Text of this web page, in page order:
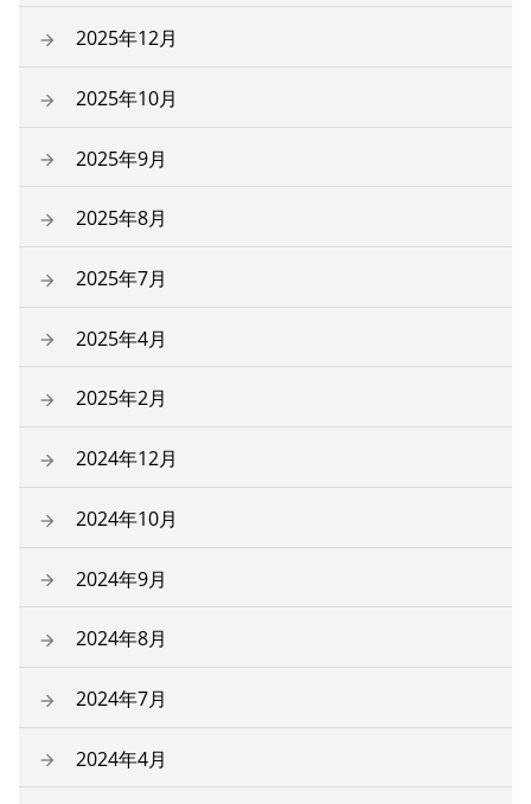
2025年12月
2025年10月
2025年9月
2025年8月
2025年7月
2025年4月
2025年2月
2024年12月
2024年10月
2024年9月
2024年8月
2024年7月
2024年4月